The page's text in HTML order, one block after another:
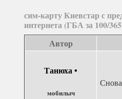
сим-карту Киевстар с
интернета (ГБА за 100/
Автор
Танюха•
мобилыч